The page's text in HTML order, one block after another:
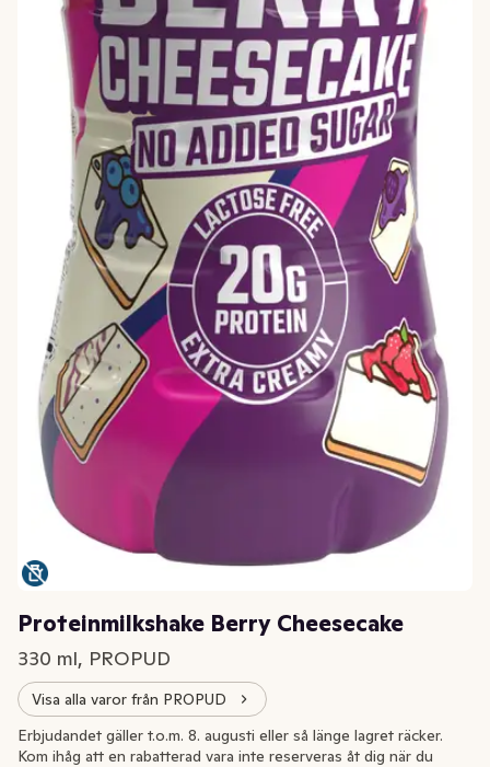
Proteinmilkshake Berry Cheesecake
330 ml, PROPUD
Visa alla varor från PROPUD
Extrapris
Erbjudandet gäller t.o.m. 8. augusti eller så länge lagret räcker.
Kom ihåg att en rabatterad vara inte reserveras åt dig när du